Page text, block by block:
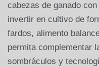
cabezas de ganado
invertir en cultivo de
fardos, alimento
permita complementar
sombráculos y